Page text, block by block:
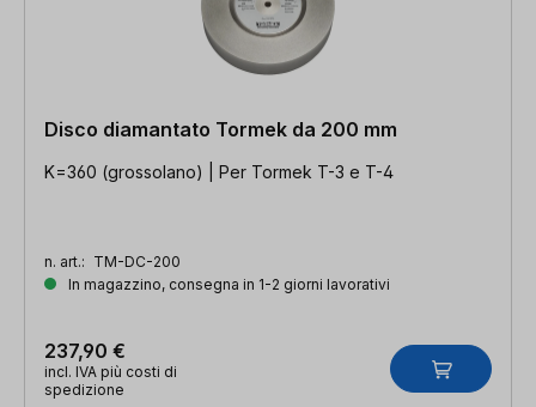
Disco diamantato Tormek da 200 mm
K=360 (grossolano) | Per Tormek T-3 e T-4
n. art.: TM-DC-200
In magazzino, consegna in 1-2 giorni lavorativi
237,90 €
incl. IVA più costi di
spedizione